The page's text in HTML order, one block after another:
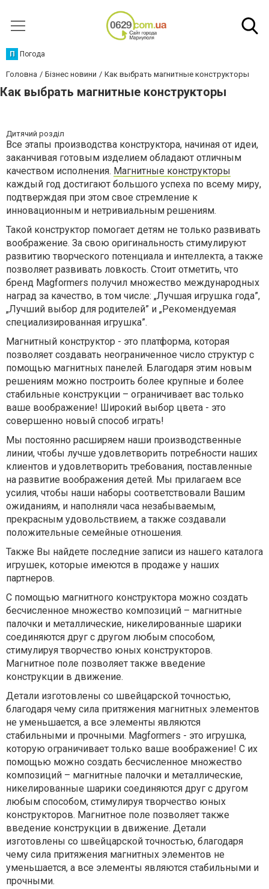
П Погода
Головна Бізнес новини Как выбрать магнитные конструкторы
Как выбрать магнитные конструкторы
Дитячий розділ
Все этапы производства конструктора, начиная от идеи,
заканчивая готовым изделием обладают отличным
качеством исполнения. Магнитные конструкторы
каждый год достигают большого успеха по всему миру,
подтверждая при этом свое стремление к
инновационным и нетривиальным решениям.
Такой конструктор помогает детям не только развивать
воображение. За свою оригинальность стимулируют
развитию творческого потенциала и интеллекта, а также
позволяет развивать ловкость. Стоит отметить, что
бренд Magformers получил множество международных
наград за качество, в том числе: „Лучшая игрушка года”,
„Лучший выбор для родителей” и „Рекомендуемая
специализированная игрушка”.
Магнитный конструктор - это платформа, которая
позволяет создавать неограниченное число структур с
помощью магнитных панелей. Благодаря этим новым
решениям можно построить более крупные и более
стабильные конструкции – ограничивает вас только
ваше воображение! Широкий выбор цвета - это
совершенно новый способ играть!
Мы постоянно расширяем наши производственные
линии, чтобы лучше удовлетворить потребности наших
клиентов и удовлетворить требования, поставленные
на развитие воображения детей. Мы прилагаем все
усилия, чтобы наши наборы соответствовали Вашим
ожиданиям, и наполняли часа незабываемым,
прекрасным удовольствием, а также создавали
положительные семейные отношения.
Также Вы найдете последние записи из нашего каталога
игрушек, которые имеются в продаже у наших
партнеров.
С помощью магнитного конструктора можно создать
бесчисленное множество композиций – магнитные
палочки и металлические, никелированные шарики
соединяются друг с другом любым способом,
стимулируя творчество юных конструкторов.
Магнитное поле позволяет также введение
конструкции в движение.
Детали изготовлены со швейцарской точностью,
благодаря чему сила притяжения магнитных элементов
не уменьшается, а все элементы являются
стабильными и прочными. Magformers - это игрушка,
которую ограничивает только ваше воображение! С их
помощью можно создать бесчисленное множество
композиций – магнитные палочки и металлические,
никелированные шарики соединяются друг с другом
любым способом, стимулируя творчество юных
конструкторов. Магнитное поле позволяет также
введение конструкции в движение. Детали
изготовлены со швейцарской точностью, благодаря
чему сила притяжения магнитных элементов не
уменьшается, а все элементы являются стабильными и
прочными.